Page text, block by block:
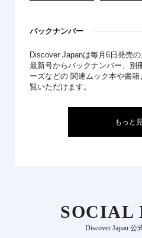
バックナンバー
Discover Japanは毎月6日発売
最新号からバックナンバー、別
ーズなどの 関連ムック本や書
覧いただけます。
もっと
SOCIAL
Discover Japan 公